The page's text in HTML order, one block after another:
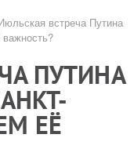
встреча Путина
ПУТИНА
ЕЁ